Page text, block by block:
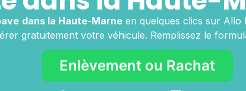
dans la Haute-Marneen quelques clics sur Allo
gratuitement votre véhicule. Remplissez le
Enlèvement ou Rachat